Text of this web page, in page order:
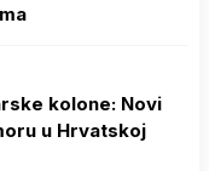
kolone: Novi
u Hrvatskoj